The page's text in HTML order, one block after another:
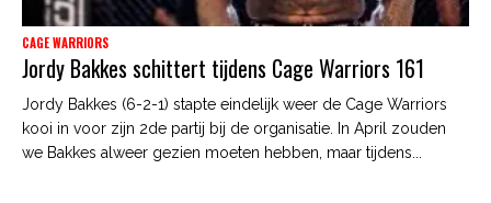
CAGE WARRIORS
Jordy Bakkes schittert tijdens Cage Warriors 161
Jordy Bakkes (6-2-1) stapte eindelijk weer de Cage Warriors
kooi in voor zijn 2de partij bij de organisatie. In April zouden
we Bakkes alweer gezien moeten hebben, maar tijdens...